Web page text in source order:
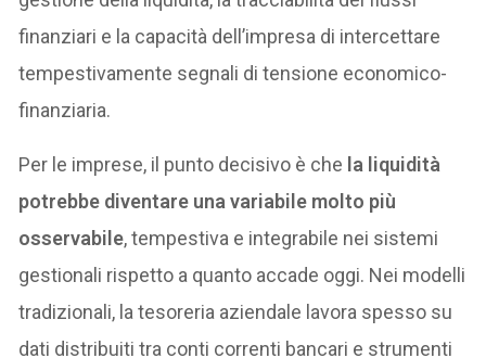
finanziari e la capacità dell’impresa di intercettare
tempestivamente segnali di tensione economico-
finanziaria.
Per le imprese, il punto decisivo è che la liquidità
potrebbe diventare una variabile molto più
osservabile, tempestiva e integrabile nei sistemi
gestionali rispetto a quanto accade oggi. Nei modelli
tradizionali, la tesoreria aziendale lavora spesso su
dati distribuiti tra conti correnti bancari e strumenti